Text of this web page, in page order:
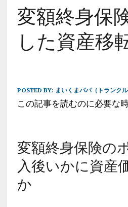
変額終身保
した資産移
POSTED BY: まいくまパパ（トランクル
この記事を読むのに必要な
変額終身保険の
入後いかに資産
か